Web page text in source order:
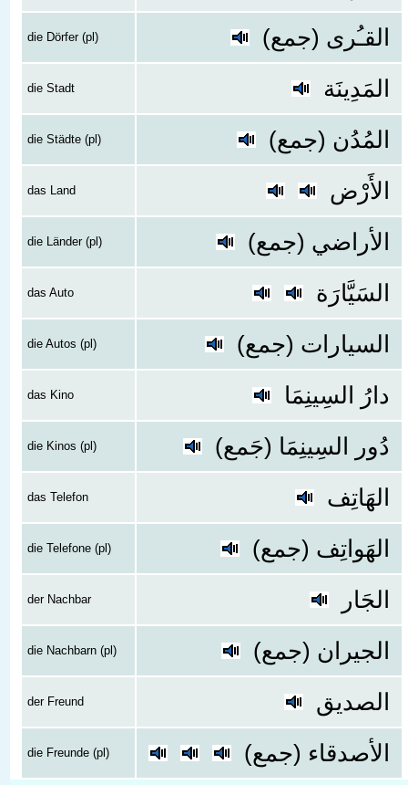
die Dörfer (pl) القـُرى (جمع)
die Stadt المَدِينَة
die Städte (pl) المُدُن (جمع)
das Land الأَرْض
die Länder (pl) الأراضي (جمع)
das Auto السَيَّارَة
die Autos (pl) السيارات (جمع)
das Kino دارُ السِينِمَا
die Kinos (pl) دُور السِينِمَا (جَمع)
das Telefon الهَاتِف
die Telefone (pl) الهَواتِف (جمع)
der Nachbar الجَار
die Nachbarn (pl) الجيران (جمع)
der Freund الصديق
die Freunde (pl) الأصدقاء (جمع)